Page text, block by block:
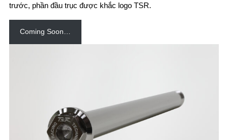
trước, phần đầu trục được khắc logo TSR.
Coming Soon…